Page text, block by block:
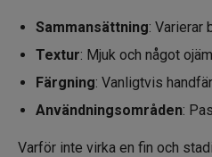
Sammansättning: Varierar
Textur: Mjuk och något
Färgning: Vanligtvis
Användningsområden:
Varför inte virka en fin och